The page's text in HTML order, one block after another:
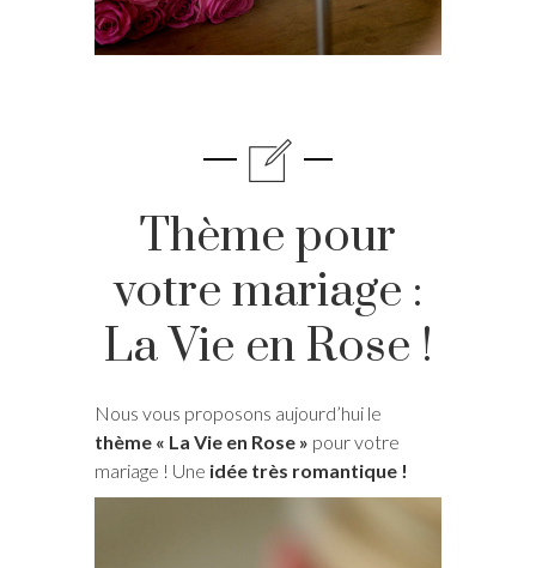
Thème pour
votre mariage :
La Vie en Rose !
Nous vous proposons aujourd’hui le
thème « La Vie en Rose » pour votre
mariage ! Une idée très romantique !